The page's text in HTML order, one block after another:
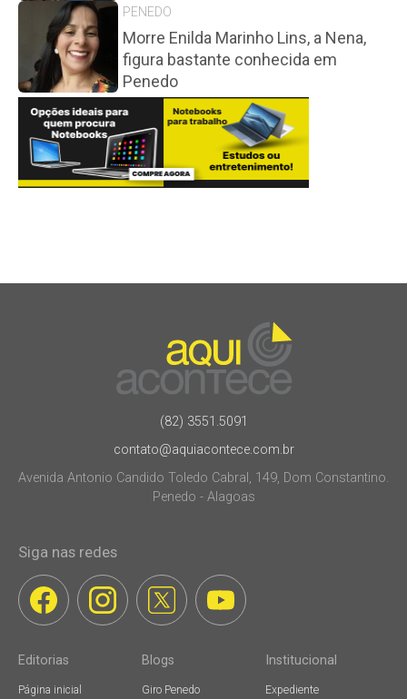
PENEDO
Morre Enilda Marinho Lins, a Nena,
figura bastante conhecida em
Penedo
(82) 3551.5091
contato@aquiacontece.com.br
Avenida Antonio Candido Toledo Cabral, 149, Dom Constantino.
Penedo - Alagoas
Siga nas redes
Editorias
Página inicial
Blogs
Giro Penedo
Institucional
Expediente